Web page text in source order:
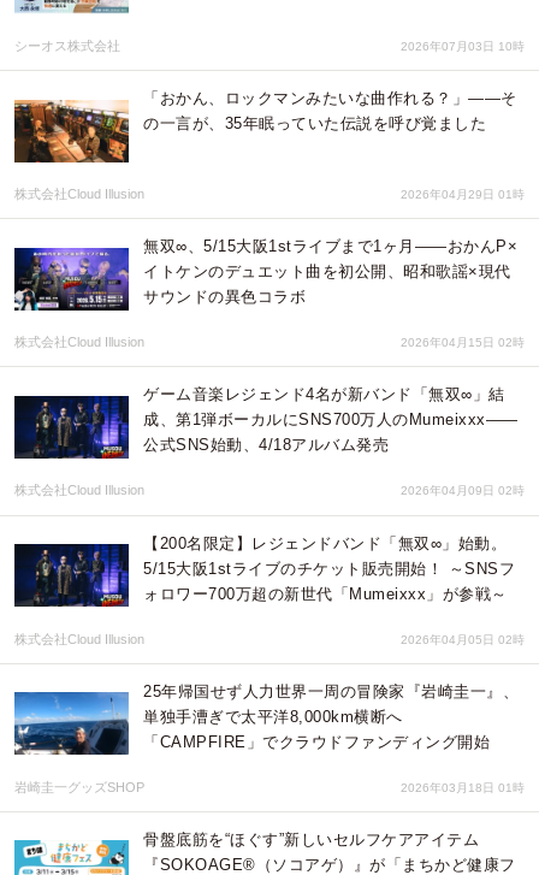
シーオス株式会社 2026年07月03日 10時
「おかん、ロックマンみたいな曲作れる？」——そ
の一言が、35年眠っていた伝説を呼び覚ました
株式会社Cloud Illusion 2026年04月29日 01時
無双∞、5/15大阪1stライブまで1ヶ月——おかんP×
イトケンのデュエット曲を初公開、昭和歌謡×現代
サウンドの異色コラボ
株式会社Cloud Illusion 2026年04月15日 02時
ゲーム音楽レジェンド4名が新バンド「無双∞」結
成、第1弾ボーカルにSNS700万人のMumeixxx——
公式SNS始動、4/18アルバム発売
株式会社Cloud Illusion 2026年04月09日 02時
【200名限定】レジェンドバンド「無双∞」始動。
5/15大阪1stライブのチケット販売開始！ ～SNSフ
ォロワー700万超の新世代「Mumeixxx」が参戦～
株式会社Cloud Illusion 2026年04月05日 02時
25年帰国せず人力世界一周の冒険家『岩崎圭一』、
単独手漕ぎで太平洋8,000km横断へ
「CAMPFIRE」でクラウドファンディング開始
岩崎圭一グッズSHOP 2026年03月18日 01時
骨盤底筋を“ほぐす”新しいセルフケアアイテム
『SOKOAGE®（ソコアゲ）』が「まちかど健康フ